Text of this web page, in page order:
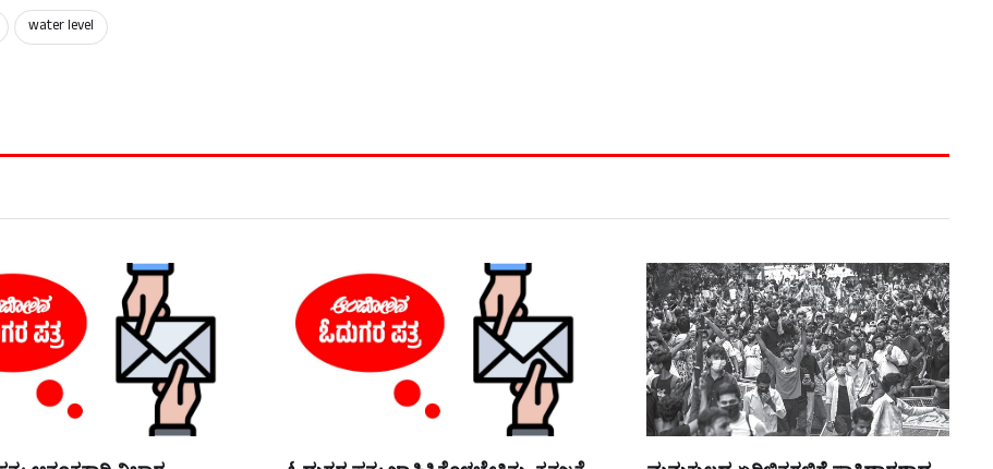
water level